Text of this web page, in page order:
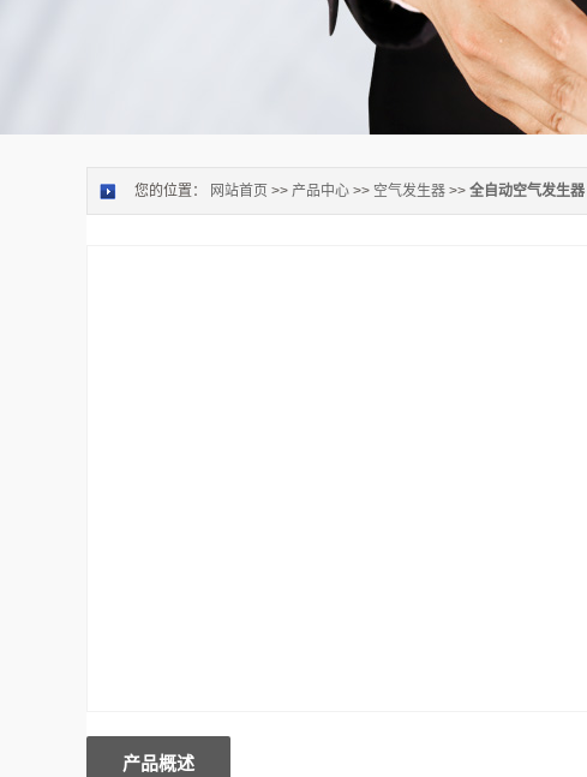
您的位置： 网站首页 >> 产品中心 >> 空气发生器 >> 全自动空气发生器
产品概述